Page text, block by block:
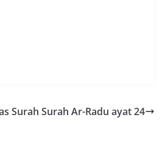
Surah Surah Ar-Radu ayat 24